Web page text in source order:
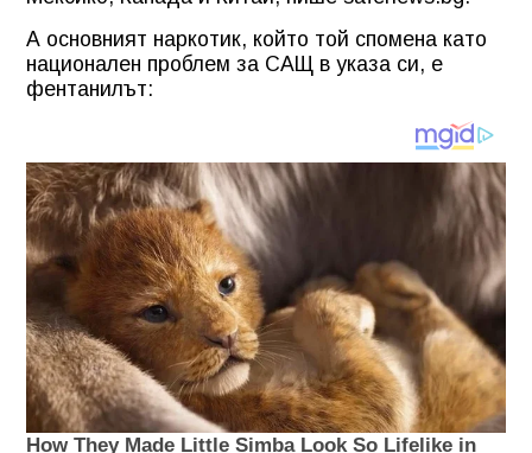
А основният наркотик, който той спомена като
национален проблем за САЩ в указа си, е
фентанилът: